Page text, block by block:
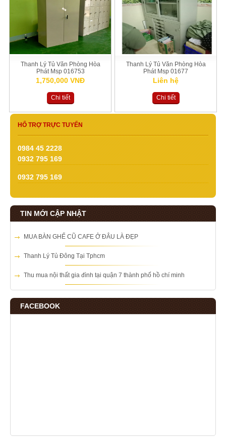
Thanh Lý Tủ Văn Phòng Hòa
Phát Msp 016753
1,750,000 VNĐ
Chi tiết
Thanh Lý Tủ Văn Phòng Hòa
Phát Msp 01677
Liên hệ
Chi tiết
HỔ TRỢ TRỰC TUYẾN
0984 45 2228
0932 795 169
0932 795 169
TIN MỚI CẬP NHẬT
MUA BÀN GHẾ CŨ CAFE Ở ĐÂU LÀ ĐẸP
Thanh Lý Tủ Đông Tại Tphcm
Thu mua nội thất gia đình tại quận 7 thành phố hồ chí minh
FACEBOOK